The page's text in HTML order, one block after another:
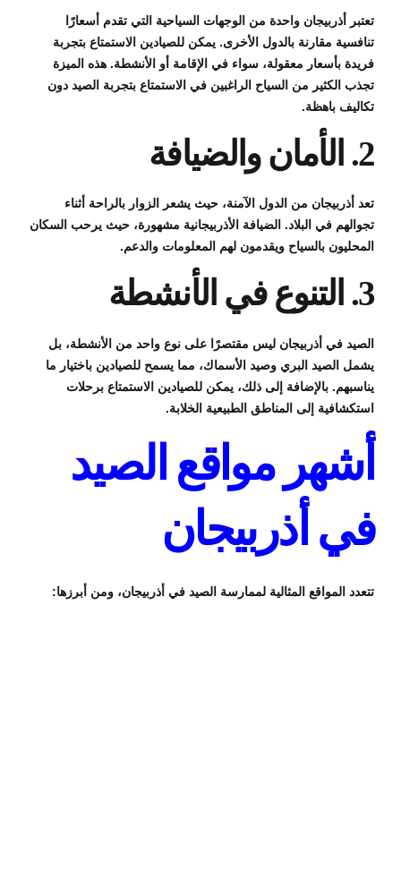
تعتبر أذربيجان واحدة من الوجهات السياحية التي تقدم أسعارًا
تنافسية مقارنة بالدول الأخرى. يمكن للصيادين الاستمتاع بتجربة
فريدة بأسعار معقولة، سواء في الإقامة أو الأنشطة. هذه الميزة
تجذب الكثير من السياح الراغبين في الاستمتاع بتجربة الصيد دون
تكاليف باهظة.
2. الأمان والضيافة
تعد أذربيجان من الدول الآمنة، حيث يشعر الزوار بالراحة أثناء
تجوالهم في البلاد. الضيافة الأذربيجانية مشهورة، حيث يرحب السكان
المحليون بالسياح ويقدمون لهم المعلومات والدعم.
3. التنوع في الأنشطة
الصيد في أذربيجان ليس مقتصرًا على نوع واحد من الأنشطة، بل
يشمل الصيد البري وصيد الأسماك، مما يسمح للصيادين باختيار ما
يناسبهم. بالإضافة إلى ذلك، يمكن للصيادين الاستمتاع برحلات
استكشافية إلى المناطق الطبيعية الخلابة.
أشهر مواقع الصيد
في أذربيجان
تتعدد المواقع المثالية لممارسة الصيد في أذربيجان، ومن أبرزها: